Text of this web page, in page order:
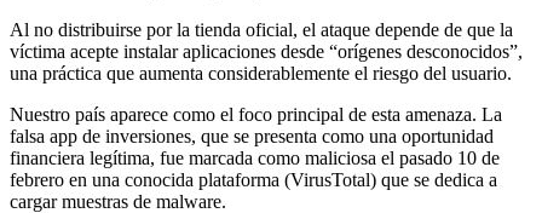
Al no distribuirse por la tienda oficial, el ataque depende de que la
víctima acepte instalar aplicaciones desde “orígenes desconocidos”,
una práctica que aumenta considerablemente el riesgo del usuario.
Nuestro país aparece como el foco principal de esta amenaza. La
falsa app de inversiones, que se presenta como una oportunidad
financiera legítima, fue marcada como maliciosa el pasado 10 de
febrero en una conocida plataforma (VirusTotal) que se dedica a
cargar muestras de malware.